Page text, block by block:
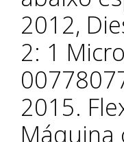
2012,
2: 1
2015.
Máquina